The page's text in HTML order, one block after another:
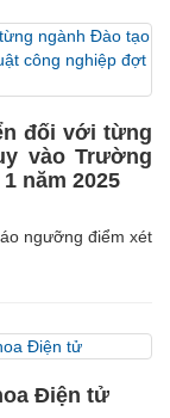
đối với từng
vào Trường
năm 2025
ngưỡng điểm xét
Điện tử